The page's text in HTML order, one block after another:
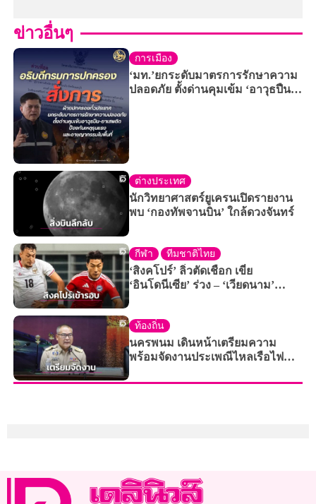
ข่าวอื่นๆ
การเมือง
‘มท.’ยกระดับมาตรการรักษาความ
ปลอดภัย ตั้งด่านคุมเข้ม ‘อาวุธปืน–
อาชญากรรมในพื้น
ต่างประเทศ
นักวิทยาศาสตร์ยูเครนเปิดรายงาน
พบ ‘กองทัพจานบิน’ ใกล้ดวงจันทร์
กีฬา ทีมชาติไทย
‘สิงคโปร์’ ลิ่วตัดเชือก เขี่ย
‘อินโดนีเซีย’ ร่วง – ‘เวียดนาม’
แชมป์กลุ่ม
ท้องถิ่น
นครพนม เดินหน้าเตรียมความ
พร้อมจัดงานประเพณีไหลเรือไฟ
ประจำปี 2569